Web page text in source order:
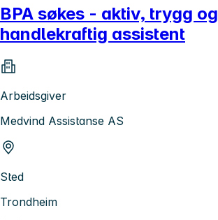
BPA søkes - aktiv, trygg og
handlekraftig assistent
Arbeidsgiver
Medvind Assistanse AS
Sted
Trondheim